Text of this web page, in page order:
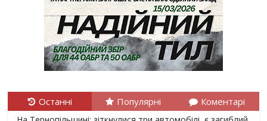
Останні Популярні Коментарі